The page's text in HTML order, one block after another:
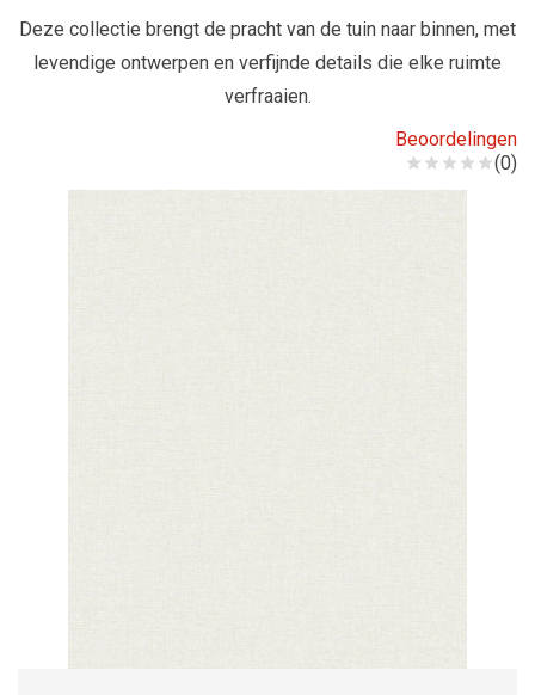
Deze collectie brengt de pracht van de tuin naar binnen, met
levendige ontwerpen en verfijnde details die elke ruimte
verfraaien.
Beoordelingen
(0)